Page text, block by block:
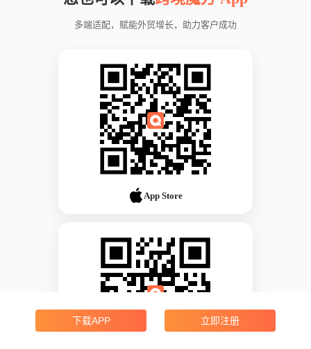
多端适配，赋能外贸增长，助力客户成功
App Store
下载APP 立即注册